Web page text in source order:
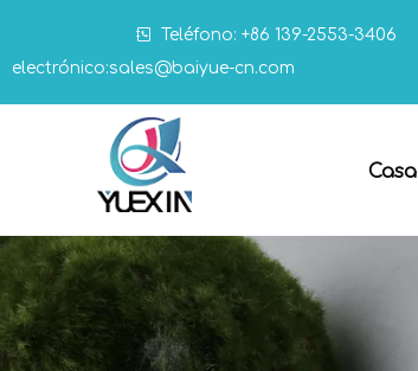
 Teléfono: +86 139-2553-3406
electrónico:sales@baiyue-cn.com
Casa